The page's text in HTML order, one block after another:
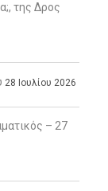
της Δρος
28 Ιουλίου 2026
– 27